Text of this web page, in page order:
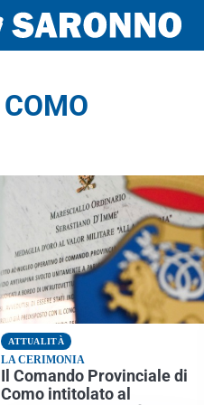
COMO
ATTUALITÀ
LA CERIMONIA
Il Comando Provinciale di
Como intitolato al